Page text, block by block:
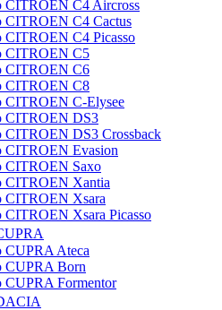
CITROEN C4 Aircross
CITROEN C4 Cactus
CITROEN C4 Picasso
CITROEN C5
CITROEN C6
CITROEN C8
CITROEN C-Elysee
CITROEN DS3
CITROEN DS3 Crossback
CITROEN Evasion
CITROEN Saxo
CITROEN Xantia
CITROEN Xsara
CITROEN Xsara Picasso
CUPRA Ateca
CUPRA Born
CUPRA Formentor